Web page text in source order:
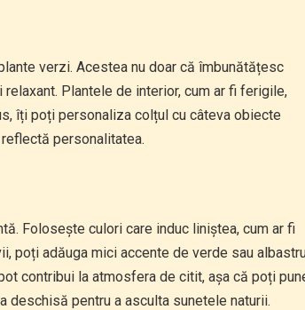
verzi. Acestea nu doar că îmbunătățesc
Plantele de interior, cum ar fi ferigile,
îți poți personaliza colțul cu câteva obiecte
personalitatea.
Folosește culori care induc liniștea, cum ar fi
poți adăuga mici accente de verde sau
contribui la atmosfera de citit, așa că poți
pentru a asculta sunetele naturii.